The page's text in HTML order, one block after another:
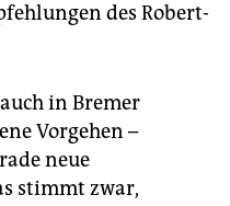
des Robert-
in Bremer
Vorgehen –
neue
stimmt zwar,